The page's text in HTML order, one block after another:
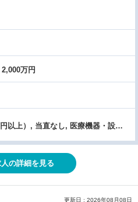
万円
高額年収（1800万円以上）, 当直なし, 医療機器・設備充実, 女性医師におすすめ, 託児所あり
の詳細を見る
更新日 : 2026年08月08日